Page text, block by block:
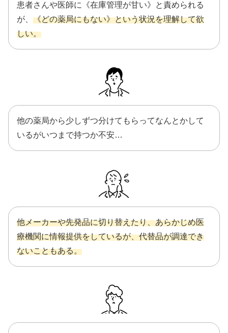
患者さんや医師に《在庫管理が甘い》と責められる
が、 《どの薬局にもない》という状況を理解して欲
しい。
他の薬局から少しずつ分けてもらってなんとかして
いるがいつまで持つか不安…
他メーカーや先発品に切り替えたり、あらかじめ医
療機関に情報提供をしているが、代替品が調達でき
ないこともある。